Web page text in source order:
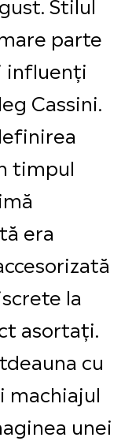
parte
influenți
Cassini.
timpul
era
la
asortați.
cu
machiajul
unei